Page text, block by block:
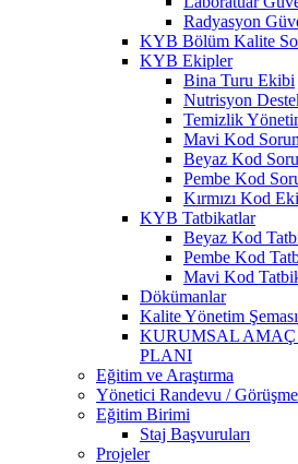
Radyasyon
KYB Bölüm Kalite
KYB Ekipler
Bina Turu Ekibi
Nutrisyon
Temizlik
Mavi Kod
Beyaz Kod
Pembe Kod
Kırmızı Kod
KYB Tatbikatlar
Beyaz Kod
Pembe Kod
Mavi Kod
Dökümanlar
Kalite Yönetim Şeması
KURUMSAL
PLANI
Eğitim ve Araştırma
Yönetici Randevu /
Eğitim Birimi
Staj Başvuruları
Projeler